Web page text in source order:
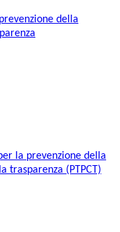
della
la prevenzione della
trasparenza (PTPCT)